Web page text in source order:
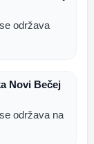
održava
Novi Bečej
održava na